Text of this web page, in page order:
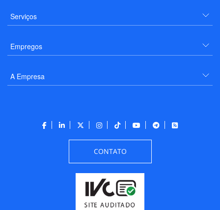
Serviços
Empregos
A Empresa
CONTATO